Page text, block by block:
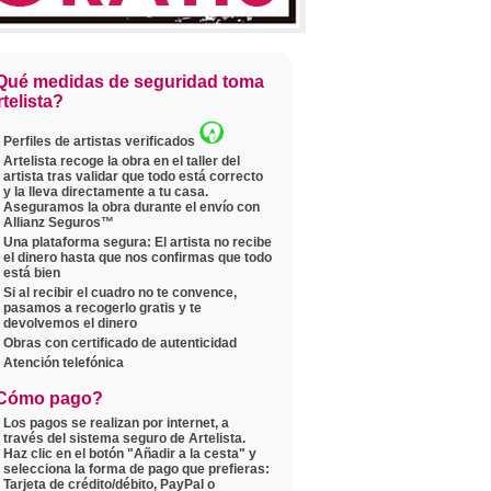
medidas de seguridad toma
Perfiles de artistas verificados
Artelista recoge la obra en el taller del
artista tras validar que todo está correcto
y la lleva directamente a tu casa.
Aseguramos la obra durante el envío con
Allianz Seguros™
Una plataforma segura: El artista no recibe
el dinero hasta que nos confirmas que todo
está bien
Si al recibir el cuadro no te convence,
pasamos a recogerlo gratis y te
devolvemos el dinero
Obras con certificado de autenticidad
Atención telefónica
pago?
Los pagos se realizan por internet, a
través del sistema seguro de Artelista.
Haz clic en el botón "Añadir a la cesta" y
selecciona la forma de pago que prefieras:
Tarjeta de crédito/débito, PayPal o